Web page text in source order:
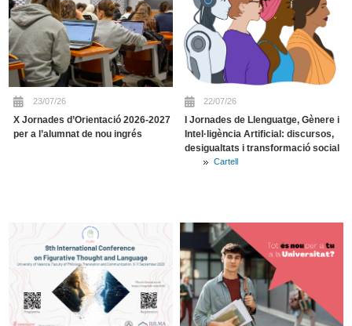
23/07/26
X Jornades d’Orientació 2026-2027
per a l’alumnat de nou ingrés
22/07/26
I Jornades de Llenguatge, Gènere i
Intel·ligència Artificial: discursos,
desigualtats i transformació social
Cartell